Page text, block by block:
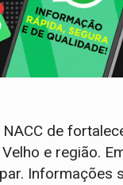
de
e região.
Informações